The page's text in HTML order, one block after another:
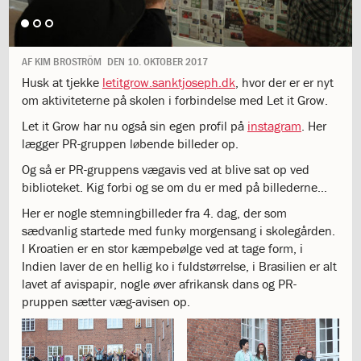
giving
it
Grow
1.13:
Move
it!
We
cycle
Recycle
1.15:
Historie
1.16:
Bombningen
af
Institut
Jeanne
d’Arc
1.17:
Markering
af
AF KIM BROSTRÖM DEN 10. OKTOBER 2017
Husk at tjekke letitgrow.sanktjoseph.dk, hvor der er er nyt
om aktiviteterne på skolen i forbindelse med Let it Grow.
Let it Grow har nu også sin egen profil på instagram. Her
lægger PR-gruppen løbende billeder op.
Og så er PR-gruppens vægavis ved at blive sat op ved
biblioteket. Kig forbi og se om du er med på billederne…
Her er nogle stemningbilleder fra 4. dag, der som
sædvanlig startede med funky morgensang i skolegården.
I Kroatien er en stor kæmpebølge ved at tage form, i
Indien laver de en hellig ko i fuldstørrelse, i Brasilien er alt
lavet af avispapir, nogle øver afrikansk dans og PR-
pruppen sætter væg-avisen op.